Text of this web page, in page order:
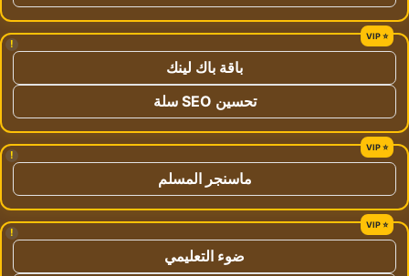
!
باقة باك لينك
تحسين SEO سلة
!
ماسنجر المسلم
!
ضوء التعليمي